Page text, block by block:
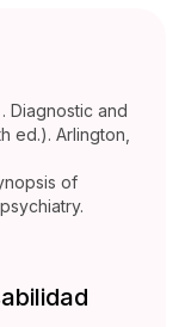
Diagnostic and
ed.). Arlington,
of